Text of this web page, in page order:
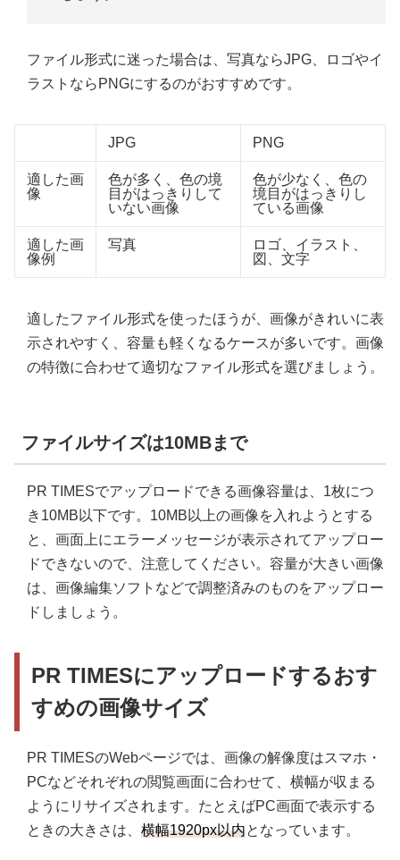
ファイル形式に迷った場合は、写真ならJPG、ロゴやイ
ラストならPNGにするのがおすすめです。
JPG PNG
適した画
像
色が多く、色の境
目がはっきりして
いない画像
色が少なく、色の
境目がはっきりし
ている画像
適した画
像例
写真
ロゴ、イラスト、
図、文字
適したファイル形式を使ったほうが、画像がきれいに表
示されやすく、容量も軽くなるケースが多いです。画像
の特徴に合わせて適切なファイル形式を選びましょう。
ファイルサイズは10MBまで
PR TIMESでアップロードできる画像容量は、1枚につ
き10MB以下です。10MB以上の画像を入れようとする
と、画面上にエラーメッセージが表示されてアップロー
ドできないので、注意してください。容量が大きい画像
は、画像編集ソフトなどで調整済みのものをアップロー
ドしましょう。
PR TIMESにアップロードするおす
すめの画像サイズ
PR TIMESのWebページでは、画像の解像度はスマホ・
PCなどそれぞれの閲覧画面に合わせて、横幅が収まる
ようにリサイズされます。たとえばPC画面で表示する
ときの大きさは、 横幅1920px以内となっています。